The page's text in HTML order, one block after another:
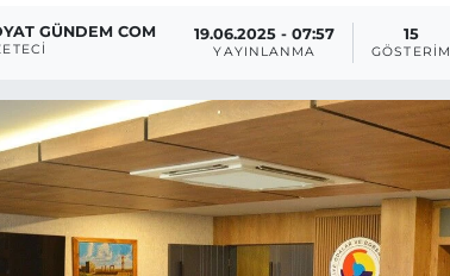
GÜNDEM COM 19.06.2025 - 07:57
YAYINLANMA
15
GÖSTERIM